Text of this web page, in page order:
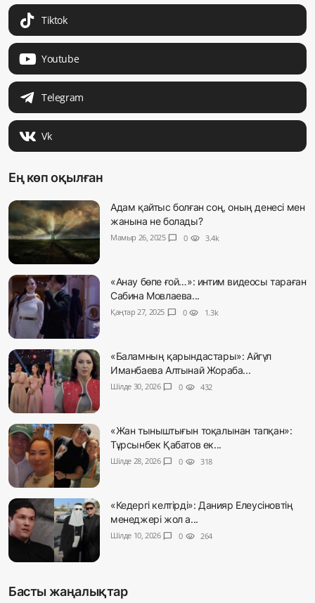
Tiktok
Youtube
Telegram
Vk
Ең көп оқылған
Адам қайтыс болған соң, оның денесі мен
жанына не болады?
Мамыр 26, 2025 chat_bubble 0 visibility 3.4k
«Анау бөпе ғой…»: интим видеосы тараған
Сабина Мовлаева...
Қаңтар 27, 2025 chat_bubble 0 visibility 1.3k
«Баламның қарындастары»: Айгүл
Иманбаева Алтынай Жораба...
Шілде 30, 2026 chat_bubble 0 visibility 432
«Жан тыныштығын тоқалынан тапқан»:
Тұрсынбек Қабатов ек...
Шілде 28, 2026 chat_bubble 0 visibility 318
«Кедергі келтірді»: Данияр Елеусіновтің
менеджері жол а...
Шілде 10, 2026 chat_bubble 0 visibility 264
Басты жаңалықтар